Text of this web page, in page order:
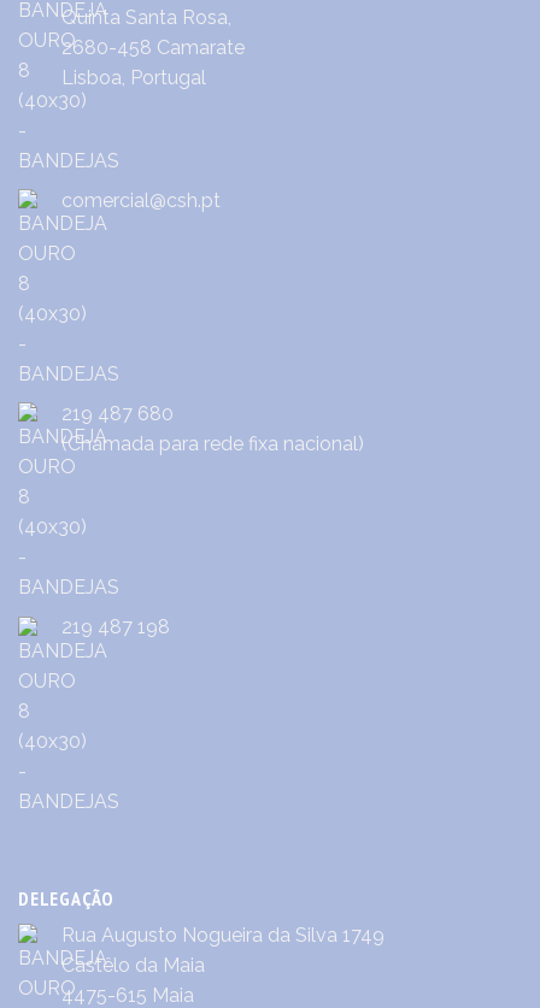
Quinta Santa Rosa,
2680-458 Camarate
Lisboa, Portugal
comercial@csh.pt
219 487 680
(Chamada para rede fixa nacional)
219 487 198
DELEGAÇÃO
Rua Augusto Nogueira da Silva 1749
Castêlo da Maia
4475-615 Maia